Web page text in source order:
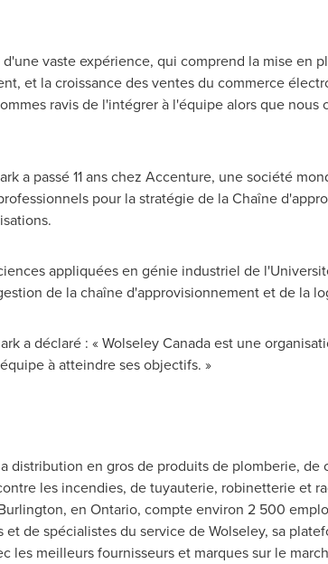
vaste expérience, qui comprend la mise en
et la croissance des ventes du commerce
ravis de l'intégrer à l'équipe alors que
a passé 11 ans chez Accenture, une société
pour la stratégie de la Chaîne
appliquées en génie industriel de
de la chaîne d'approvisionnement et de la
a déclaré : « Wolseley Canada est une
à atteindre ses objectifs. »
distribution en gros de produits de plomberie,
les incendies, de tuyauterie, robinetterie et
, en Ontario, compte environ 2 500
et de spécialistes du service deWolseley, sa
les meilleurs fournisseurs et marques sur le